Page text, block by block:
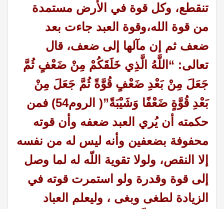
تنقطع، وكل قوة في الأرض مستمدة
من قوة الله،وقوة العبد جاءت بعد
ضعف ثم إن مآلها إلى ضعف، قال
تعالى: “اللَّهُ الَّذِي خَلَقَكُمْ مِنْ ضَعْفٍ ثُمَّ
جَعَلَ مِنْ بَعْدِ ضَعْفٍ قُوَّةً ثُمَّ جَعَلَ مِنْ
بَعْدِ قُوَّةٍ ضَعْفًا وَشَيْبَةً”( الروم54) فمن
حكمته أن يُري العبد ضعفه وأن قوته
محفوفة بضعفين وأنه ليس له من نفسه
إلا النقص، ولولا تقوية اللّه له لما وصل
إلى قوة وقدرة ولو استمرت قوته في
الزيادة لطغى وبغى ، وليعلم العباد